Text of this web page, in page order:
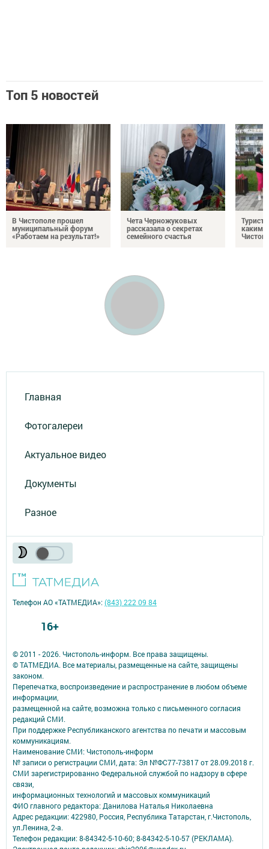
Топ 5 новостей
В Чистополе прошел
муниципальный форум
«Работаем на результат!»
Чета Черножуковых
рассказала о секретах
семейного счастья
каким
Главная
Фотогалереи
Актуальное видео
Документы
Разное
© 2011 - 2026. Чистополь-информ. Все права защищены.
© ТАТМЕДИА. Все материалы, размещенные на сайте, защищены
законом.
Перепечатка, воспроизведение и распространение в любом объеме
информации,
размещенной на сайте, возможна только с письменного согласия
редакций СМИ.
При поддержке Республиканского агентства по печати и массовым
коммуникациям.
Наименование СМИ: Чистополь-информ
№ записи о регистрации СМИ, дата: Эл №ФС77-73817 от 28.09.2018 г.
СМИ зарегистрированно Федеральной службой по надзору в сфере
связи,
информационных технологий и массовых коммуникаций
ФИО главного редактора: Данилова Наталья Николаевна
Адрес редакции: 422980, Россия, Республика Татарстан, г.Чистополь,
ул.Ленина, 2-а.
Телефон редакции: 8-84342-5-10-60; 8-84342-5-10-57 (РЕКЛАМА).
Телефон АО «ТАТМЕДИА»:(843) 222 09 84
16+